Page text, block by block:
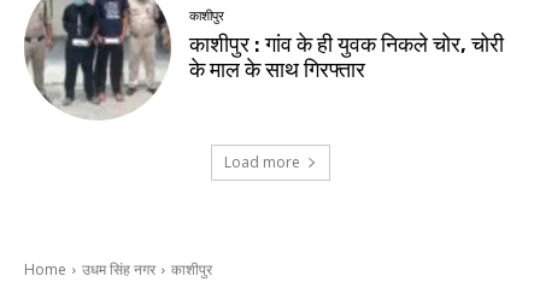
काशीपुर
काशीपुर : गांव के ही युवक निकले चोर, चोरी
के माल के साथ गिरफ्तार
Load more